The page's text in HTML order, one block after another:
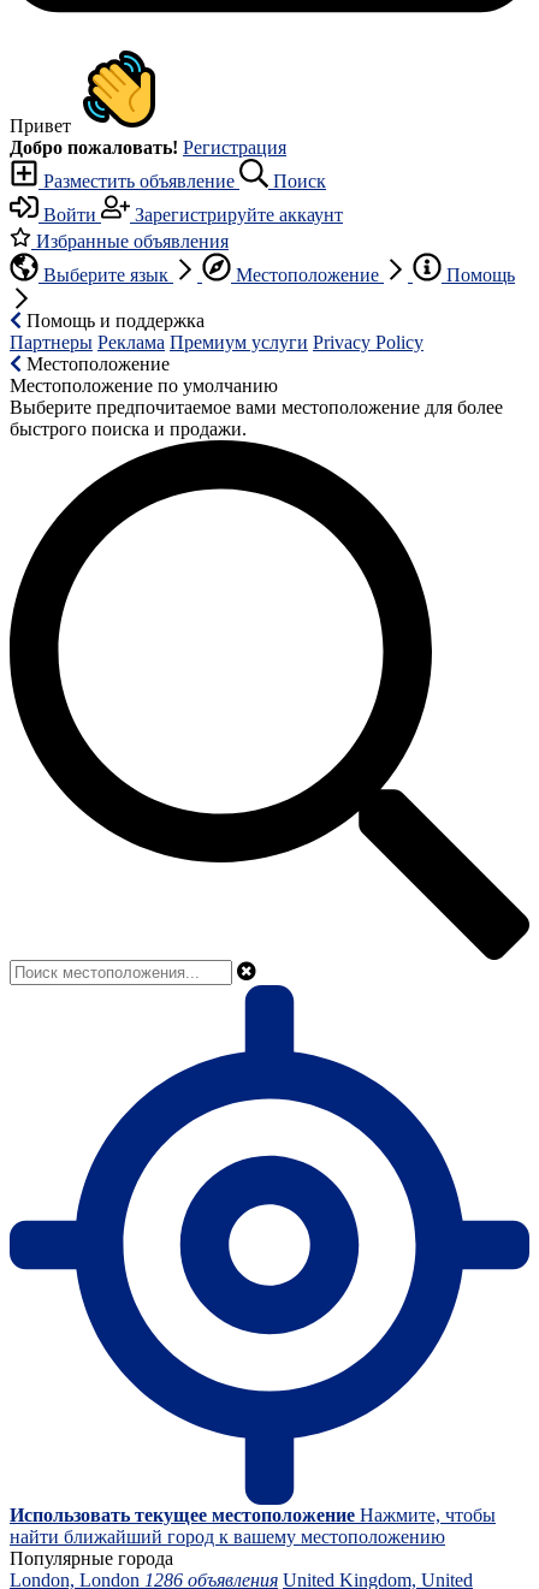
Привет
Добро пожаловать! Регистрация
Разместить объявление
Поиск
Войти
Зарегистрируйте аккаунт
Избранные объявления
Выберите язык
Местоположение Помощь
Помощь и поддержка
Партнеры Реклама Премиум услуги Privacy Policy
Местоположение
Местоположение по умолчанию
Выберите предпочитаемое вами местоположение для более
быстрого поиска и продажи.
Использовать текущее местоположение Нажмите, чтобы
найти ближайший город к вашему местоположению
Популярные города
London, London 1286 объявления United Kingdom, United